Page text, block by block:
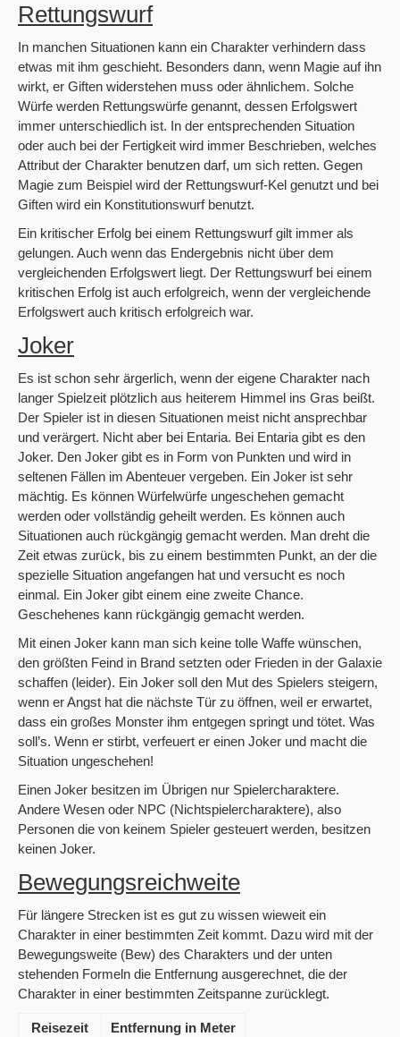
Rettungswurf
In manchen Situationen kann ein Charakter verhindern dass
etwas mit ihm geschieht. Besonders dann, wenn Magie auf ihn
wirkt, er Giften widerstehen muss oder ähnlichem. Solche
Würfe werden Rettungswürfe genannt, dessen Erfolgswert
immer unterschiedlich ist. In der entsprechenden Situation
oder auch bei der Fertigkeit wird immer Beschrieben, welches
Attribut der Charakter benutzen darf, um sich retten. Gegen
Magie zum Beispiel wird der Rettungswurf-Kel genutzt und bei
Giften wird ein Konstitutionswurf benutzt.
Ein kritischer Erfolg bei einem Rettungswurf gilt immer als
gelungen. Auch wenn das Endergebnis nicht über dem
vergleichenden Erfolgswert liegt. Der Rettungswurf bei einem
kritischen Erfolg ist auch erfolgreich, wenn der vergleichende
Erfolgswert auch kritisch erfolgreich war.
Joker
Es ist schon sehr ärgerlich, wenn der eigene Charakter nach
langer Spielzeit plötzlich aus heiterem Himmel ins Gras beißt.
Der Spieler ist in diesen Situationen meist nicht ansprechbar
und verärgert. Nicht aber bei Entaria. Bei Entaria gibt es den
Joker. Den Joker gibt es in Form von Punkten und wird in
seltenen Fällen im Abenteuer vergeben. Ein Joker ist sehr
mächtig. Es können Würfelwürfe ungeschehen gemacht
werden oder vollständig geheilt werden. Es können auch
Situationen auch rückgängig gemacht werden. Man dreht die
Zeit etwas zurück, bis zu einem bestimmten Punkt, an der die
spezielle Situation angefangen hat und versucht es noch
einmal. Ein Joker gibt einem eine zweite Chance.
Geschehenes kann rückgängig gemacht werden.
Mit einen Joker kann man sich keine tolle Waffe wünschen,
den größten Feind in Brand setzten oder Frieden in der Galaxie
schaffen (leider). Ein Joker soll den Mut des Spielers steigern,
wenn er Angst hat die nächste Tür zu öffnen, weil er erwartet,
dass ein großes Monster ihm entgegen springt und tötet. Was
soll’s. Wenn er stirbt, verfeuert er einen Joker und macht die
Situation ungeschehen!
Einen Joker besitzen im Übrigen nur Spielercharaktere.
Andere Wesen oder NPC (Nichtspielercharaktere), also
Personen die von keinem Spieler gesteuert werden, besitzen
keinen Joker.
Bewegungsreichweite
Für längere Strecken ist es gut zu wissen wieweit ein
Charakter in einer bestimmten Zeit kommt. Dazu wird mit der
Bewegungsweite (Bew) des Charakters und der unten
stehenden Formeln die Entfernung ausgerechnet, die der
Charakter in einer bestimmten Zeitspanne zurücklegt.
Reisezeit
Entfernung in Meter